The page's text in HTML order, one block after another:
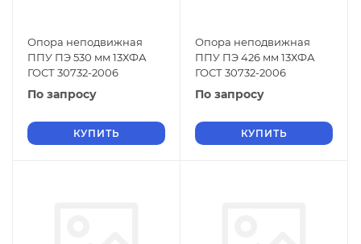
Опора неподвижная
ППУ ПЭ 530 мм 13ХФА
ГОСТ 30732-2006
По запросу
КУПИТЬ
Опора неподвижная
ППУ ПЭ 426 мм 13ХФА
ГОСТ 30732-2006
По запросу
КУПИТЬ